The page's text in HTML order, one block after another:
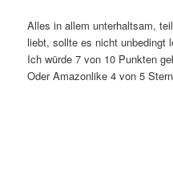
Alles in allem unterhaltsam,
liebt, sollte es nicht unbedingt
Ich würde 7 von 10 Punkten
Oder Amazonlike 4 von 5